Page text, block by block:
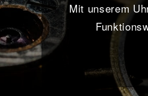
Mit unserem